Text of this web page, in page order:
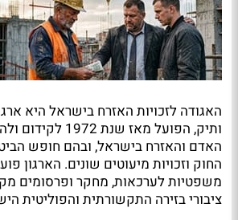
האגודה לזכויות האזרח בישראל היא
ותיק, הפועל מאז שנת
האדם והאזרח בישראל, ובהם חופש
החוק וזכויות מיעוטים שונים. הארגון
משפטיות לערכאות, מחקר ופרסומים
ציבורי בזירה התקשורתית והפוליטית